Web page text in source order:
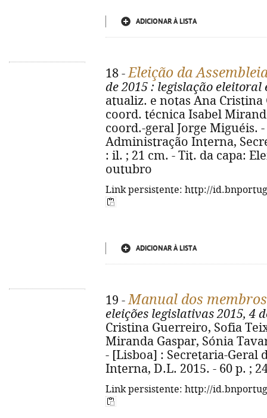
ADICIONAR À LISTA
18 -Eleição da
de 2015 : legislação eleitoral
atualiz. e notas Ana
coord. técnica Isabel
coord.-geral Jorge Miguéis.
Administração Interna,
: il. ; 21 cm. - Tit. da capa:
outubro
Link persistente: http://
ADICIONAR À LISTA
19 -Manual dos
eleições legislativas 2015, 4
Cristina Guerreiro, Sofia
Miranda Gaspar, Sónia
- [Lisboa] : Secretaria-
Interna, D.L. 2015. - 60 p. ;
Link persistente: http://